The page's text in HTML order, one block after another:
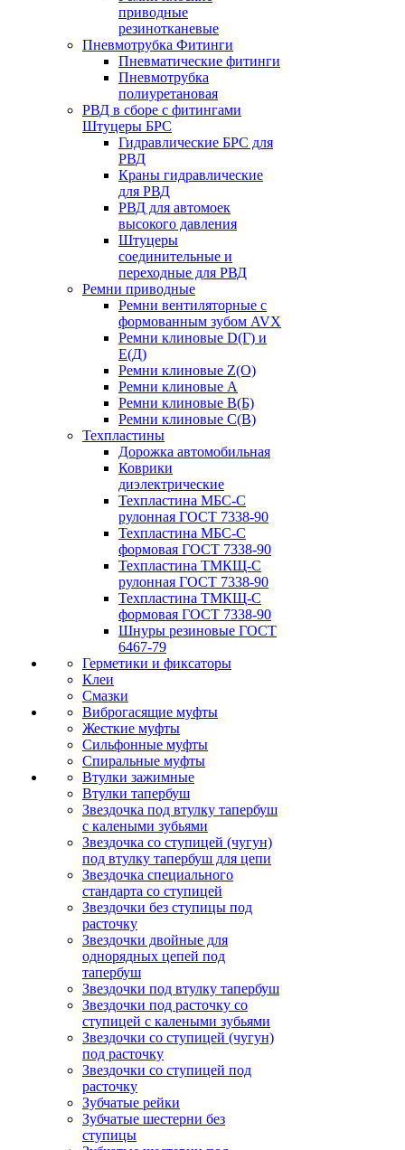
приводные
резинотканевые
Пневмотрубка Фитинги
Пневматические фитинги
Пневмотрубка
полиуретановая
РВД в сборе с фитингами
Штуцеры БРС
Гидравлические БРС для
РВД
Краны гидравлические
для РВД
РВД для автомоек
высокого давления
Штуцеры
соединительные и
переходные для РВД
Ремни приводные
Ремни вентиляторные с
формованным зубом AVX
Ремни клиновые D(Г) и
Е(Д)
Ремни клиновые Z(О)
Ремни клиновые А
Ремни клиновые В(Б)
Ремни клиновые С(В)
Техпластины
Дорожка автомобильная
Коврики
диэлектрические
Техпластина МБС-С
рулонная ГОСТ 7338-90
Техпластина МБС-С
формовая ГОСТ 7338-90
Техпластина ТМКЩ-С
рулонная ГОСТ 7338-90
Техпластина ТМКЩ-С
формовая ГОСТ 7338-90
Шнуры резиновые ГОСТ
6467-79
Герметики и фиксаторы
Клеи
Смазки
Виброгасящие муфты
Жесткие муфты
Сильфонные муфты
Спиральные муфты
Втулки зажимные
Втулки тапербуш
Звездочка под втулку тапербуш
c калеными зубьями
Звездочка со ступицей (чугун)
под втулку тапербуш для цепи
Звездочка специального
стандарта со ступицей
Звездочки без ступицы под
расточку
Звездочки двойные для
однорядных цепей под
тапербуш
Звездочки под втулку тапербуш
Звездочки под расточку со
ступицей с калеными зубьями
Звездочки со ступицей (чугун)
под расточку
Звездочки со ступицей под
расточку
Зубчатые рейки
Зубчатые шестерни без
ступицы